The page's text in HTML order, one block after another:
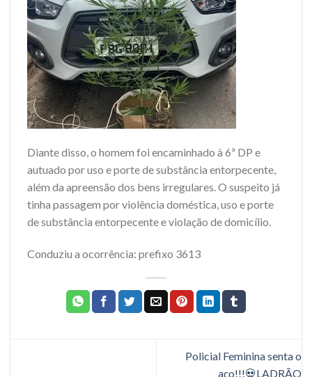
Diante disso, o homem foi encaminhado à 6ª DP e
autuado por uso e porte de substância entorpecente,
além da apreensão dos bens irregulares. O suspeito já
tinha passagem por violência doméstica, uso e porte
de substância entorpecente e violação de domicílio.
Conduziu a ocorrência: prefixo 3613
Policial Feminina senta o
aço!!!💀LADRÃO